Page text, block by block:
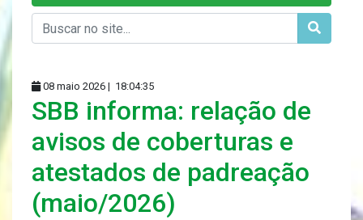
08 maio 2026 | 18:04:35
SBB informa: relação de
avisos de coberturas e
atestados de padreação
(maio/2026)